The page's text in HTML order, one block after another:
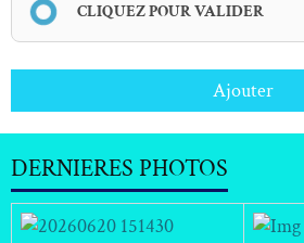
CLIQUEZ POUR VALIDER
Ajouter
DERNIERES PHOTOS